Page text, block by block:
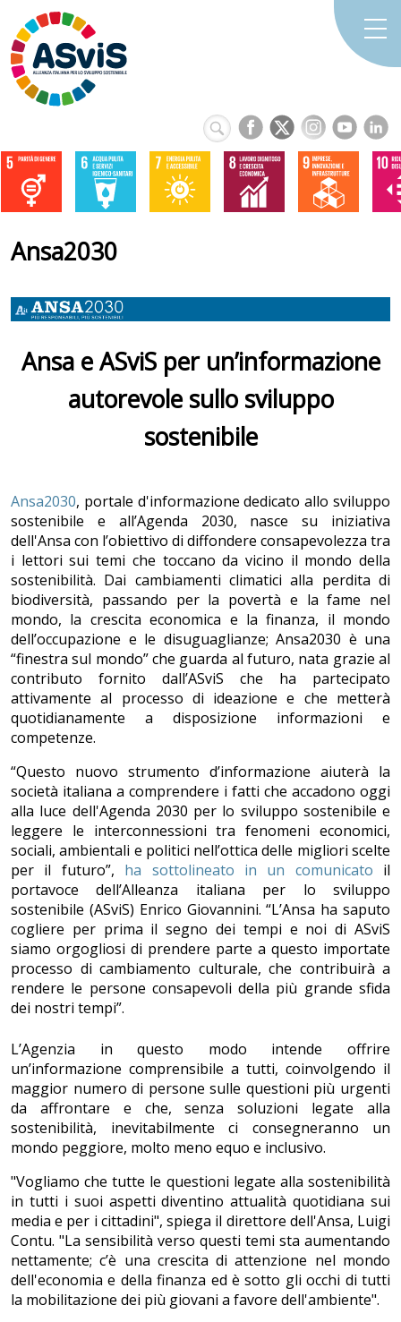
Ansa2030
Ansa e ASviS per un’informazione
autorevole sullo sviluppo
sostenibile
Ansa2030, portale d'informazione dedicato allo sviluppo
sostenibile e all’Agenda 2030, nasce su iniziativa
dell'Ansa con l’obiettivo di diffondere consapevolezza tra
i lettori sui temi che toccano da vicino il mondo della
sostenibilità. Dai cambiamenti climatici alla perdita di
biodiversità, passando per la povertà e la fame nel
mondo, la crescita economica e la finanza, il mondo
dell’occupazione e le disuguaglianze; Ansa2030 è una
“finestra sul mondo” che guarda al futuro, nata grazie al
contributo fornito dall’ASviS che ha partecipato
attivamente al processo di ideazione e che metterà
quotidianamente a disposizione informazioni e
competenze.
“Questo nuovo strumento d’informazione aiuterà la
società italiana a comprendere i fatti che accadono oggi
alla luce dell'Agenda 2030 per lo sviluppo sostenibile e
leggere le interconnessioni tra fenomeni economici,
sociali, ambientali e politici nell’ottica delle migliori scelte
per il futuro”, ha sottolineato in un comunicato il
portavoce dell’Alleanza italiana per lo sviluppo
sostenibile (ASviS) Enrico Giovannini. “L’Ansa ha saputo
cogliere per prima il segno dei tempi e noi di ASviS
siamo orgogliosi di prendere parte a questo importate
processo di cambiamento culturale, che contribuirà a
rendere le persone consapevoli della più grande sfida
dei nostri tempi”.
L’Agenzia in questo modo intende offrire
un’informazione comprensibile a tutti, coinvolgendo il
maggior numero di persone sulle questioni più urgenti
da affrontare e che, senza soluzioni legate alla
sostenibilità, inevitabilmente ci consegneranno un
mondo peggiore, molto meno equo e inclusivo.
"Vogliamo che tutte le questioni legate alla sostenibilità
in tutti i suoi aspetti diventino attualità quotidiana sui
media e per i cittadini", spiega il direttore dell'Ansa, Luigi
Contu. "La sensibilità verso questi temi sta aumentando
nettamente; c’è una crescita di attenzione nel mondo
dell'economia e della finanza ed è sotto gli occhi di tutti
la mobilitazione dei più giovani a favore dell'ambiente".